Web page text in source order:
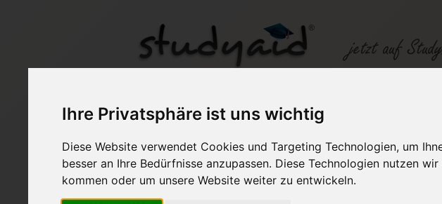
Ihre Privatsphäre ist uns wichtig
Diese Website verwendet Cookies und Targeting Technologien, um
besser an Ihre Bedürfnisse anzupassen. Diese Technologien nutzen
kommen oder um unsere Website weiter zu entwickeln.
BioO 6N / 0913 A02
Auf StudyAid.de verkaufen